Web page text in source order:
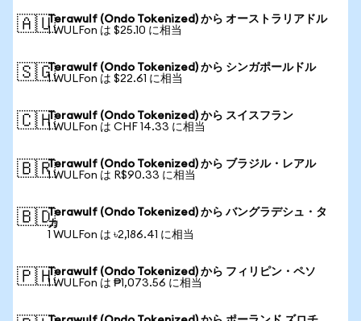
🇦🇺Terawulf (Ondo Tokenized) から オーストラリアドル
1 WULFon は $25.10 に相当
🇸🇬Terawulf (Ondo Tokenized) から シンガポールドル
1 WULFon は $22.61 に相当
🇨🇭Terawulf (Ondo Tokenized) から スイスフラン
1 WULFon は CHF 14.33 に相当
🇧🇷Terawulf (Ondo Tokenized) から ブラジル・レアル
1 WULFon は R$90.33 に相当
🇧🇩Terawulf (Ondo Tokenized) から バングラデシュ・タ
カ
1 WULFon は ৳2,186.41 に相当
🇵🇭Terawulf (Ondo Tokenized) から フィリピン・ペソ
1 WULFon は ₱1,073.56 に相当